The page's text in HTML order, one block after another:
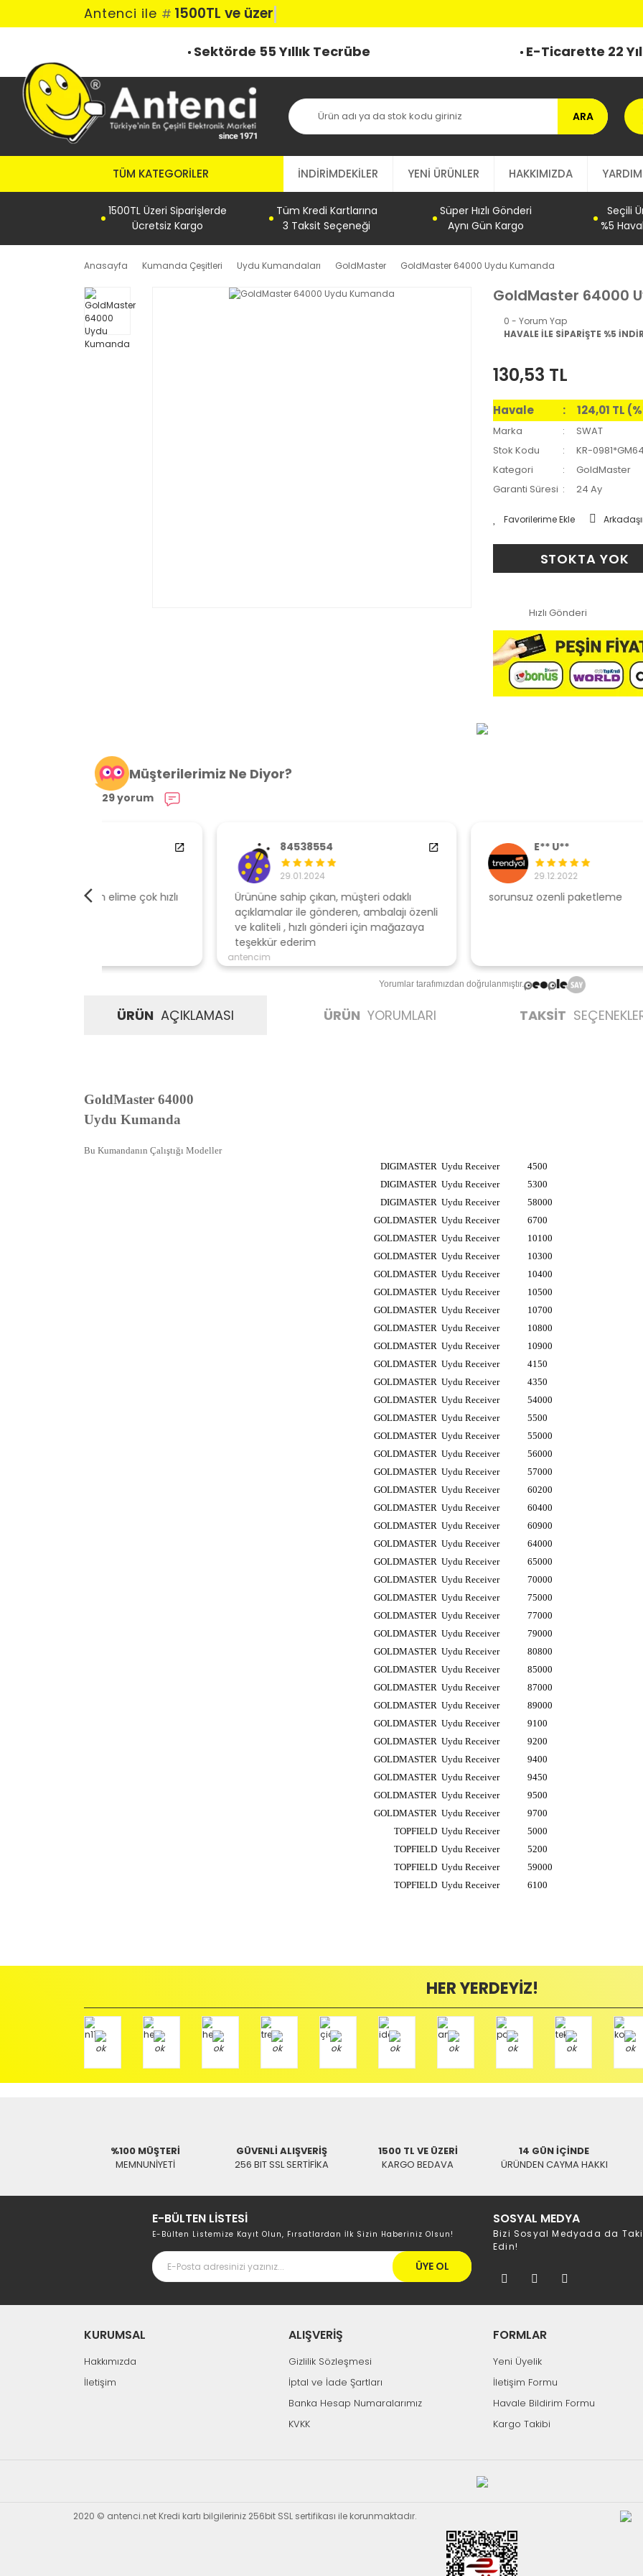
Antenci ile # 1500TL ve üzeri k
Sektörde 55 Yıllık Tecrübe E-Ticarette 22
ARA
TÜM KATEGORILER İNDİRİMDEKİLER YENİ ÜRÜNLER HAKKIMIZDA YARDIM
1500TL Üzeri Siparişlerde
Ücretsiz Kargo
Tüm Kredi Kartlarına
3 Taksit Seçeneği
Süper Hızlı Gönderi
Aynı Gün Kargo
Seçili
%5
Anasayfa Kumanda Çeşitleri Uydu Kumandaları GoldMaster GoldMaster 64000 Uydu Kumanda
GoldMaster 64000
0 - Yorum Yap
HAVALE İLE SİPARİŞTE %5
130,53 TL
Havale 124,01 TL
Marka
SWAT
Stok Kodu
KR-
Kategori
GoldMaster
Garanti Süresi
24 Ay
STOKTA YOK
Hızlı Gönderi
Müşterilerimiz Ne Diyor?
29 yorum
84538554
Ürününe sahip çıkan, müşteri odaklı
açıklamalar ile gönderen, ambalajı özenli
ve kaliteli , hızlı gönderi için mağazaya
E** U**
sorunsuz ozenli paketleme
Yorumlar tarafımızdan doğrulanmıştır.
ÜRÜN AÇIKLAMASI ÜRÜN YORUMLARI TAKSİT
GoldMaster 64000
Uydu Kumanda
Bu Kumandanın Çalıştığı Modeller
DIGIMASTER Uydu Receiver
4500
DIGIMASTER Uydu Receiver
5300
DIGIMASTER Uydu Receiver
58000
GOLDMASTER Uydu Receiver
6700
GOLDMASTER Uydu Receiver
10100
GOLDMASTER Uydu Receiver
10300
GOLDMASTER Uydu Receiver
10400
GOLDMASTER Uydu Receiver
10500
GOLDMASTER Uydu Receiver
10700
GOLDMASTER Uydu Receiver
10800
GOLDMASTER Uydu Receiver
10900
GOLDMASTER Uydu Receiver
4150
GOLDMASTER Uydu Receiver
4350
GOLDMASTER Uydu Receiver
54000
GOLDMASTER Uydu Receiver
5500
GOLDMASTER Uydu Receiver
55000
GOLDMASTER Uydu Receiver
56000
GOLDMASTER Uydu Receiver
57000
GOLDMASTER Uydu Receiver
60200
GOLDMASTER Uydu Receiver
60400
GOLDMASTER Uydu Receiver
60900
GOLDMASTER Uydu Receiver
64000
GOLDMASTER Uydu Receiver
65000
GOLDMASTER Uydu Receiver
70000
GOLDMASTER Uydu Receiver
75000
GOLDMASTER Uydu Receiver
77000
GOLDMASTER Uydu Receiver
79000
GOLDMASTER Uydu Receiver
80800
GOLDMASTER Uydu Receiver
85000
GOLDMASTER Uydu Receiver
87000
GOLDMASTER Uydu Receiver
89000
GOLDMASTER Uydu Receiver
9100
GOLDMASTER Uydu Receiver
9200
GOLDMASTER Uydu Receiver
9400
GOLDMASTER Uydu Receiver
9450
GOLDMASTER Uydu Receiver
9500
GOLDMASTER Uydu Receiver
9700
TOPFIELD Uydu Receiver
5000
TOPFIELD Uydu Receiver
5200
TOPFIELD Uydu Receiver
59000
TOPFIELD Uydu Receiver 6100
Yorum Yaz
gerekir.
ödemeli olarak göndermenizi rica ederiz.
Antenci Elektronik San.Tic.Ltd.Şti.
Adres : Akıncılar Mh. Pancar Arkası Sk. No:10/B2 KARESİ / BALIKESİR
Aras Kargo Anlaşma No : 152 294 193 1342
HER YERDEYİZ!
%100 MÜŞTERİ
MEMNUNİYETİ
GÜVENLİ ALIŞVERİŞ
256 BIT SSL SERTİFİKA
1500 TL VE ÜZERİ
KARGO BEDAVA
14 GÜN İÇİNDE
ÜRÜNDEN CAYMA HAKKI
E-BÜLTEN LİSTESİ
E-Bülten Listemize Kayıt Olun, Fırsatlardan İlk Sizin Haberiniz Olsun!
ÜYE OL
SOSYAL MEDYA
Bizi Sosyal Medyada da
Edin!
KURUMSAL
Hakkımızda
İletişim
ALIŞVERİŞ
Gizlilik Sözleşmesi
İptal ve İade Şartları
Banka Hesap Numaralarımız
KVKK
FORMLAR
Yeni Üyelik
İletişim Formu
Havale Bildirim Formu
Kargo Takibi
2020 © antenci.net Kredi kartı bilgileriniz 256bit SSL sertifikası ile korunmaktadır.